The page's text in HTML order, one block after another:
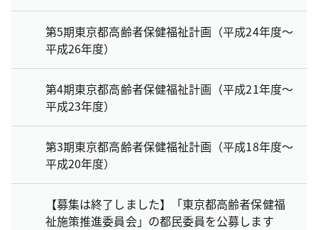
第5期東京都高齢者保健福祉計画（平成24年度～
平成26年度）
第4期東京都高齢者保健福祉計画（平成21年度～
平成23年度）
第3期東京都高齢者保健福祉計画（平成18年度～
平成20年度）
【募集は終了しました】「東京都高齢者保健福
祉施策推進委員会」の都民委員を公募します